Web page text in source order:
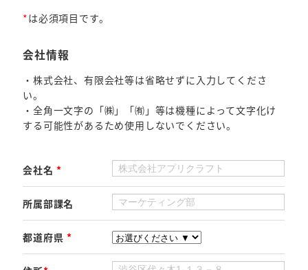
*は必須項目です。
会社情報
・株式会社、有限会社等は省略せずに入力してくださ
い。
・全角一文字の「㈱」「㈲」等は機種によって文字化け
する可能性があるため使用しないでください。
会社名*
所属部課名
都道府県*